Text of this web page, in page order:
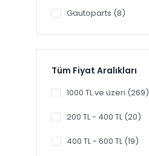
Gautoparts (8)
Psa | Orjinal (8)
Tüm Fiyat Aralıkları
1000 TL ve üzeri (269)
200 TL - 400 TL (20)
400 TL - 600 TL (19)